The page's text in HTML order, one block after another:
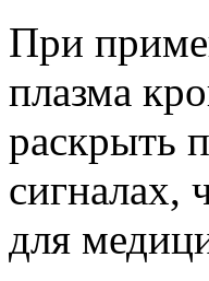
При
плазма
раскрыть
сигналах,
для